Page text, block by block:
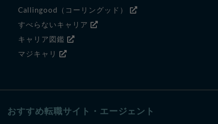
Callingood（コーリングッド）
すべらないキャリア
キャリア図鑑
マジキャリ
おすすめ転職サイト・エージェント